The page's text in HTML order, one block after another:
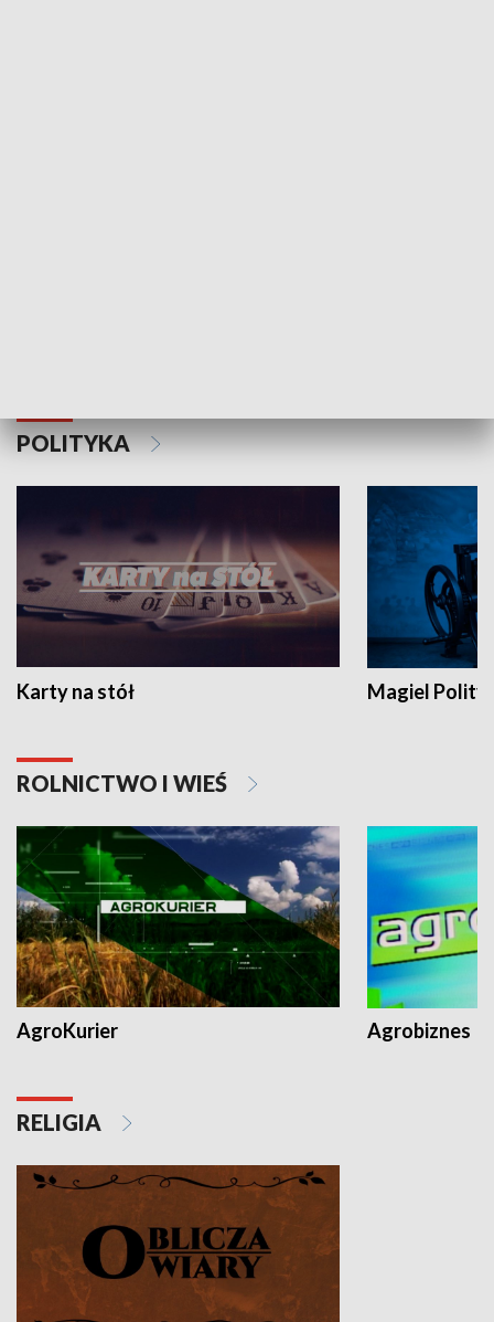
POLITYKA
Karty na stół Magiel
ROLNICTWO I WIEŚ
AgroKurier Agrobiznes
RELIGIA